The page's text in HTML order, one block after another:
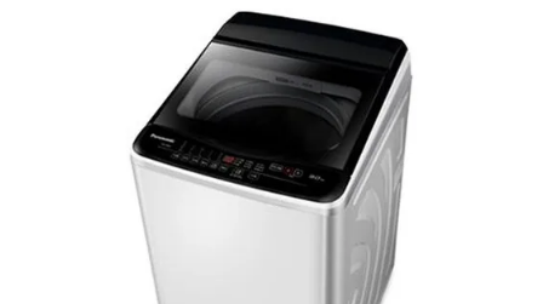
建立新帳號